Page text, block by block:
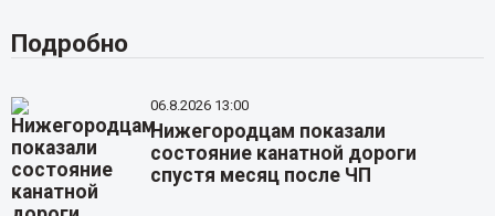
Подробно
06.8.2026 13:00
Нижегородцам показали
состояние канатной дороги
спустя месяц после ЧП